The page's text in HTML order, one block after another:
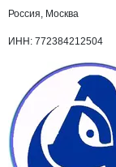
Россия, Москва
ИНН: 772384212504